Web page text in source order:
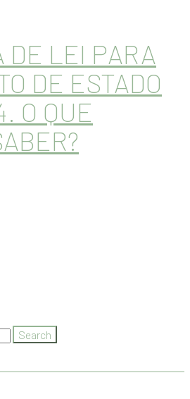
DE LEI PARA
DE ESTADO
O QUE